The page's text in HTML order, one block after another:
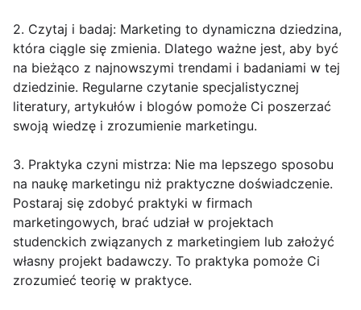
2. Czytaj i badaj: Marketing to dynamiczna dziedzina,
która ciągle się zmienia. Dlatego ważne jest, aby być
na bieżąco z najnowszymi trendami i badaniami w tej
dziedzinie. Regularne czytanie specjalistycznej
literatury, artykułów i blogów pomoże Ci poszerzać
swoją wiedzę i zrozumienie marketingu.
3. Praktyka czyni mistrza: Nie ma lepszego sposobu
na naukę marketingu niż praktyczne doświadczenie.
Postaraj się zdobyć praktyki w firmach
marketingowych, brać udział w projektach
studenckich związanych z marketingiem lub założyć
własny projekt badawczy. To praktyka pomoże Ci
zrozumieć teorię w praktyce.